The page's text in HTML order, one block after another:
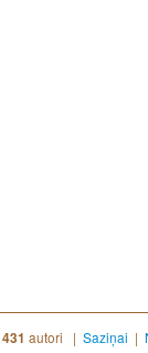
431 autori | Saziņai |